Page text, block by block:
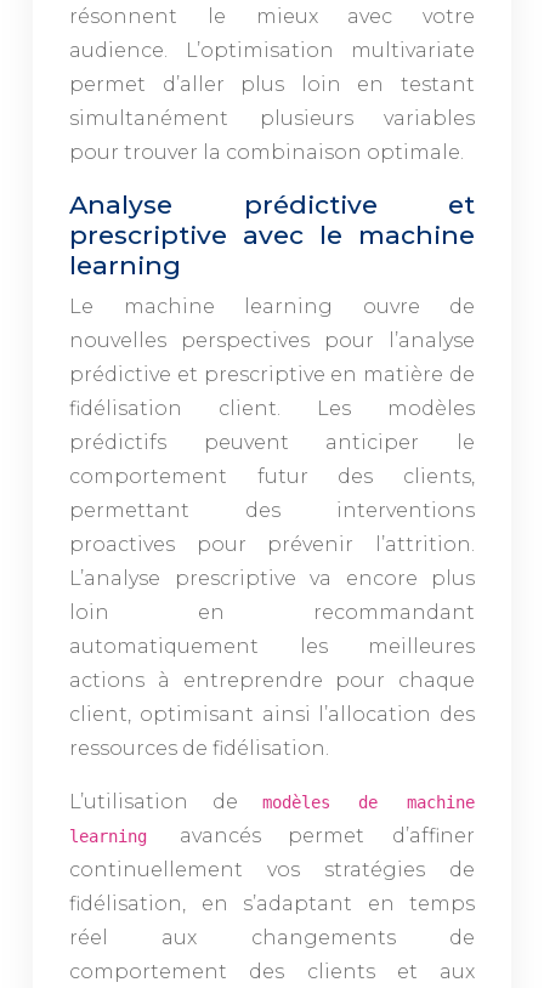
résonnent le mieux avec votre
audience. L’optimisation multivariate
permet d’aller plus loin en testant
simultanément plusieurs variables
pour trouver la combinaison optimale.
Analyse prédictive et
prescriptive avec le machine
learning
Le machine learning ouvre de
nouvelles perspectives pour l’analyse
prédictive et prescriptive en matière de
fidélisation client. Les modèles
prédictifs peuvent anticiper le
comportement futur des clients,
permettant des interventions
proactives pour prévenir l’attrition.
L’analyse prescriptive va encore plus
loin en recommandant
automatiquement les meilleures
actions à entreprendre pour chaque
client, optimisant ainsi l’allocation des
ressources de fidélisation.
L’utilisation de
modèles de machine
learning avancés permet d’affiner
continuellement vos stratégies de
fidélisation, en s’adaptant en temps
réel aux changements de
comportement des clients et aux